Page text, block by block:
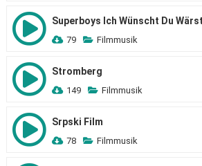
Superboys Ich Wünscht Du
79 Filmmusik
Stromberg
149 Filmmusik
Srpski Film
78 Filmmusik